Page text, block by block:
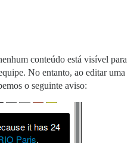
conteúdo está visível para
No entanto, ao editar uma
o seguinte aviso: